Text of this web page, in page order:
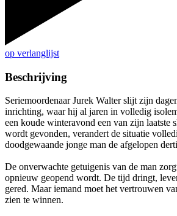
op verlanglijst
Beschrijving
Seriemoordenaar Jurek Walter slijt zijn
inrichting, waar hij al jaren in volledig
een koude winteravond een van zijn laatste
wordt gevonden, verandert de situatie
doodgewaande jonge man de afgelopen
De onverwachte getuigenis van de man
opnieuw geopend wordt. De tijd dringt,
gered. Maar iemand moet het vertrouwen
zien te winnen.